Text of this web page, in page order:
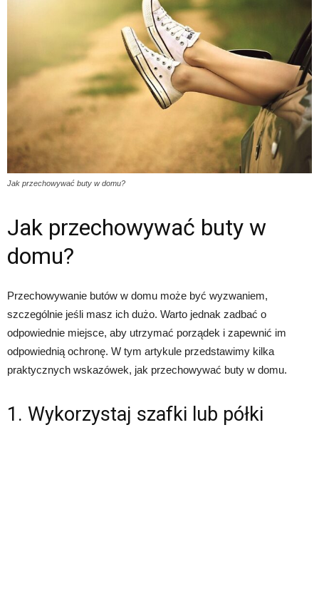
Jak przechowywać buty w domu?
Jak przechowywać buty w
domu?
Przechowywanie butów w domu może być wyzwaniem,
szczególnie jeśli masz ich dużo. Warto jednak zadbać o
odpowiednie miejsce, aby utrzymać porządek i zapewnić im
odpowiednią ochronę. W tym artykule przedstawimy kilka
praktycznych wskazówek, jak przechowywać buty w domu.
1. Wykorzystaj szafki lub półki